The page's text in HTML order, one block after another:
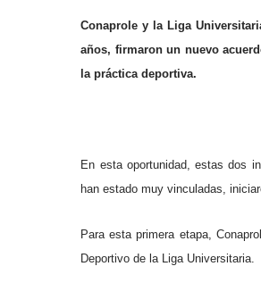
Conaprole y la Liga
años, firmaron un nuevo
la práctica deportiva.
En esta oportunidad, estas dos
han estado muy vinculadas,
Para esta primera etapa,
Deportivo de la Liga Universitaria.